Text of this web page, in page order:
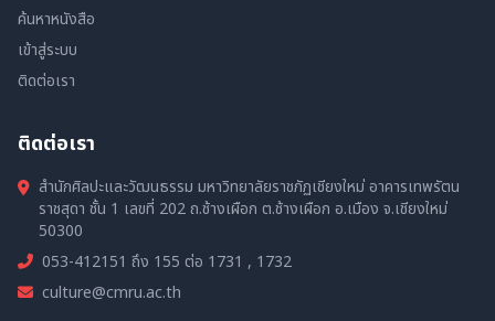
ค้นหาหนังสือ
เข้าสู่ระบบ
ติดต่อเรา
ติดต่อเรา
สำนักศิลปะและวัฒนธรรม มหาวิทยาลัยราชภัฏเชียงใหม่ อาคารเทพรัตน
ราชสุดา ชั้น 1 เลขที่ 202 ถ.ช้างเผือก ต.ช้างเผือก อ.เมือง จ.เชียงใหม่
50300
053-412151 ถึง 155 ต่อ 1731 , 1732
culture@cmru.ac.th